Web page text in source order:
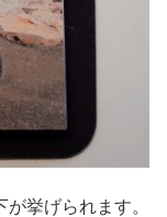
挙げられます。